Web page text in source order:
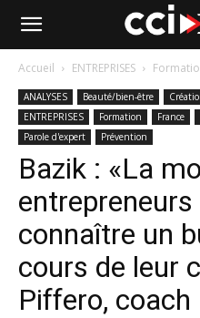
Accueil ENTREPRISES
ANALYSES Beauté/bien-être
ENTREPRISES
Formation France
Parole d'expert
Prévention
Bazik : «La
connaître un
cours de leur
Piffero, coach